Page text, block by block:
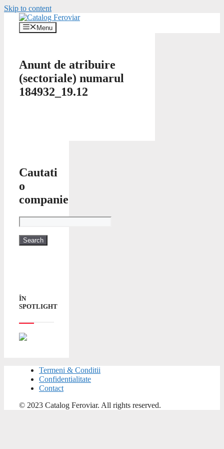
Skip to content
Menu
Anunt de atribuire
(sectoriale) numarul
184932_19.12
Cautati
o
companie
ÎN
SPOTLIGHT
Termeni & Conditii
Confidentialitate
Contact
© 2023 Catalog Feroviar. All rights reserved.